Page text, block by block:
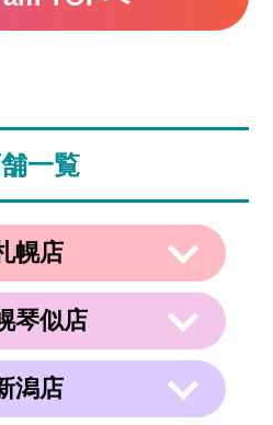
一覧
幌店
幌市白石区東札幌２条２丁目４
琴似店
幌市西区琴似１条５丁目４−１
潟店